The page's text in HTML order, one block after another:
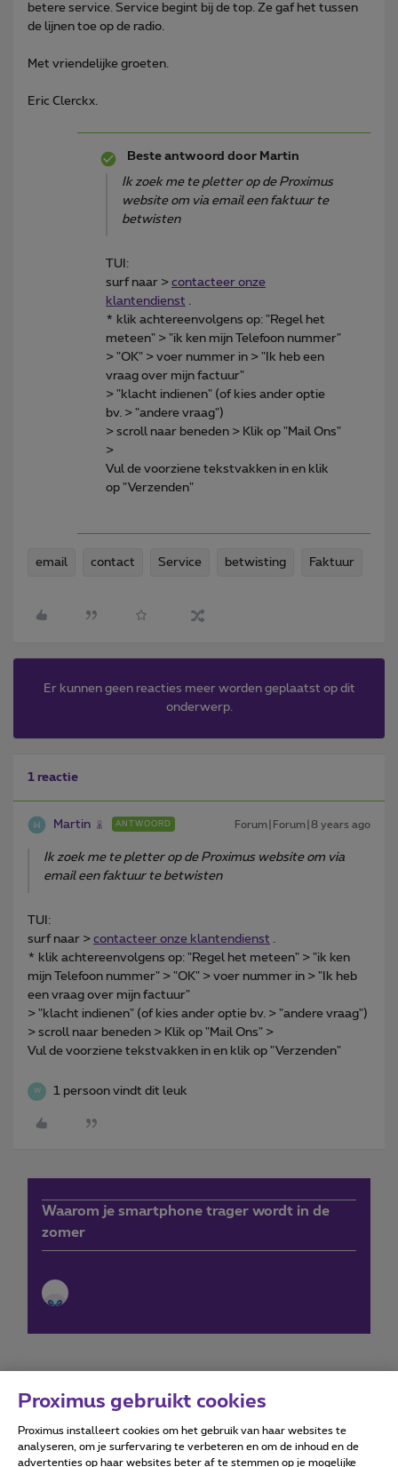
betere service. Service begint bij de top. Ze gaf het tussen
de lijnen toe op de radio.
Met vriendelijke groeten.
Eric Clerckx.
Beste antwoord door Martin
Ik zoek me te pletter op de Proximus
website om via email een faktuur te
betwisten
TUI:
surf naar > contacteer onze
klantendienst
* klik achtereenvolgens op: "Regel het
meteen" > "ik ken mijn Telefoon nummer"
> "OK" > voer nummer in > "Ik heb een
vraag over mijn factuur"
> "klacht indienen" (of kies ander optie
bv. > "andere vraag")
> scroll naar beneden > Klik op "Mail Ons"
>
Vul de voorziene tekstvakken in en klik
op "Verzenden"
email contact Service betwisting Faktuur
Er kunnen geen reacties meer worden geplaatst op dit
onderwerp.
1 reactie
Martin ANTWOORD Forum|Forum|8 years ago
Ik zoek me te pletter op de Proximus website om via
email een faktuur te betwisten
TUI:
surf naar > contacteer onze klantendienst
* klik achtereenvolgens op: "Regel het meteen" > "ik ken
mijn Telefoon nummer" > "OK" > voer nummer in > "Ik heb
een vraag over mijn factuur"
> "klacht indienen" (of kies ander optie bv. > "andere vraag")
> scroll naar beneden > Klik op "Mail Ons" >
Vul de voorziene tekstvakken in en klik op "Verzenden"
W 1 persoon vindt dit leuk
Waarom je smartphone trager wordt in de
zomer
Forumvoorwaarden Accessibility statement
Proximus gebruikt cookies
Proximus installeert cookies om het gebruik van haar websites te
analyseren, om je surfervaring te verbeteren en om de inhoud en de
advertenties op haar websites beter af te stemmen op je mogelijke